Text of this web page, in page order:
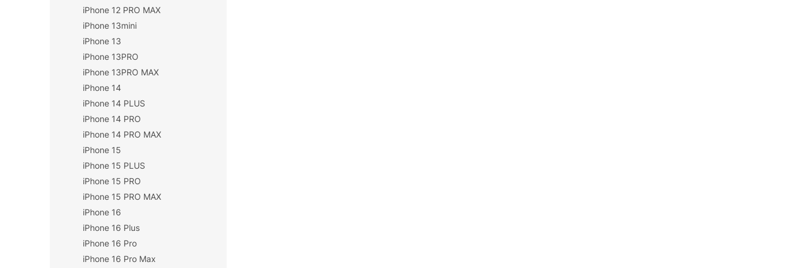
iPhone 12 PRO MAX
iPhone 13mini
iPhone 13
iPhone 13PRO
iPhone 13PRO MAX
iPhone 14
iPhone 14 PLUS
iPhone 14 PRO
iPhone 14 PRO MAX
iPhone 15
iPhone 15 PLUS
iPhone 15 PRO
iPhone 15 PRO MAX
iPhone 16
iPhone 16 Plus
iPhone 16 Pro
iPhone 16 Pro Max